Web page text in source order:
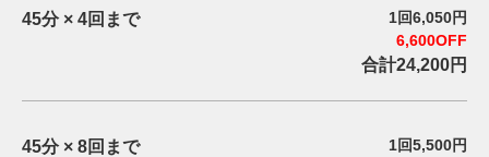
45分 × 4回まで
1回6,050円
6,600OFF
合計24,200円
45分 × 8回まで
1回5,500円